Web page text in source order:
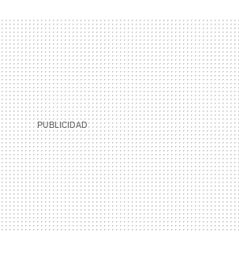
MAIL